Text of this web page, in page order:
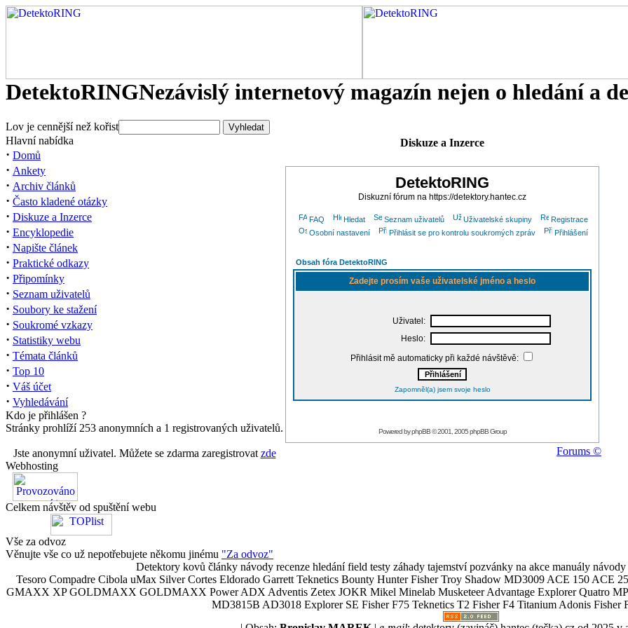
DetektoRINGNezávislý internetový magazín nejen o hledání a
Lov je cennější než kořist
Hlavní nabídka
· Domů
· Ankety
· Archiv článků
· Často kladené otázky
· Diskuze a Inzerce
· Encyklopedie
· Napište článek
· Praktické odkazy
· Připomínky
· Seznam uživatelů
· Soubory ke stažení
· Soukromé vzkazy
· Statistiky webu
· Témata článků
· Top 10
· Váš účet
· Vyhledávání
Kdo je přihlášen ?
Stránky prohlíží 253 anonymních a 1 registrovaných uživatelů.
Jste anonymní uživatel. Můžete se zdarma zaregistrovat zde
Webhosting
Celkem návštěv od spuštění webu
Vše za odvoz
Věnujte vše co už nepotřebujete někomu jinému "Za odvoz"
Diskuze a Inzerce
DetektoRING
Diskuzní fórum na https://detektory.hantec.cz
FAQ Hledat Seznam uživatelů Uživatelské skupiny
Registrace
Osobní nastavení
Přihlásit se pro kontrolu soukromých zpráv Přihlášení
Obsah fóra DetektoRING
Zadejte prosím vaše uživatelské jméno a heslo
Uživatel:
Heslo:
Přihlásit mě automaticky při každé návštěvě:
Zapomněl(a) jsem svoje heslo
Powered byphpBB© 2001, 2005 phpBB Group
Forums ©
Detektory kovů články návody recenze hledání field testy záhady tajemství pozvánky na akce manuály
Tesoro Compadre Cibola uMax Silver Cortes Eldorado Garrett Teknetics Bounty Hunter Fisher Troy Shadow MD3009 ACE 150 ACE
GMAXX XP GOLDMAXX GOLDMAXX Power ADX Adventis Zetex JOKR Mikel Minelab Musketeer Advantage Explorer Quatro
MD3815B AD3018 Explorer SE Fisher F75 Teknetics T2 Fisher F4 Titanium Adonis Fisher